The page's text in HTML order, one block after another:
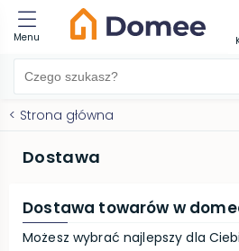
Menu
< Strona główna
Dostawa
Dostawa towarów w
Możesz wybrać najlepszy dla